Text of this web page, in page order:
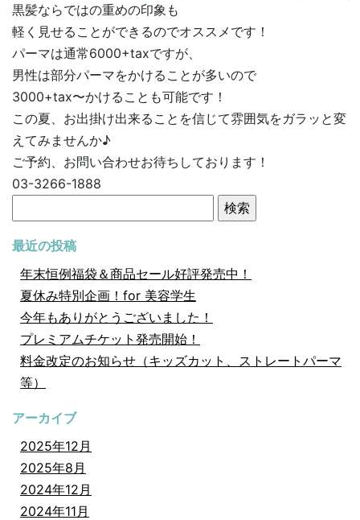
黒髪ならではの重めの印象も
軽く見せることができるのでオススメです！
パーマは通常6000+taxですが、
男性は部分パーマをかけることが多いので
3000+tax〜かけることも可能です！
この夏、お出掛け出来ることを信じて雰囲気をガラッと変
えてみませんか♪
ご予約、お問い合わせお待ちしております！
03-3266-1888
索:
最近の投稿
年末恒例福袋＆商品セール好評発売中！
夏休み特別企画！for 美容学生
今年もありがとうございました！
プレミアムチケット発売開始！
料金改定のお知らせ（キッズカット、ストレートパーマ
等）
アーカイブ
2025年12月
2025年8月
2024年12月
2024年11月